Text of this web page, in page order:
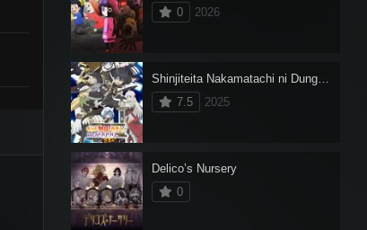
0
2026
Shinjiteita Nakamatachi ni Dungeon Okuchi de Korosarekaketa ga Gift “Mugen Gacha” de Level 9999 no Nakamatachi wo Te ni Irete Moto Party Member to Sekai ni Fukushuu & “Zamaa!” Shimasu!
7.5
2025
Delico’s Nursery
0